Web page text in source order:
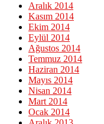
Aralık 2014
Kasım 2014
Ekim 2014
Eylül 2014
Ağustos 2014
Temmuz 2014
Haziran 2014
Mayıs 2014
Nisan 2014
Mart 2014
Ocak 2014